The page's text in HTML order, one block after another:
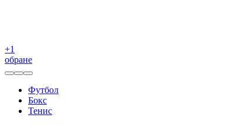
+1
обране
Футбол
Бокс
Тенис